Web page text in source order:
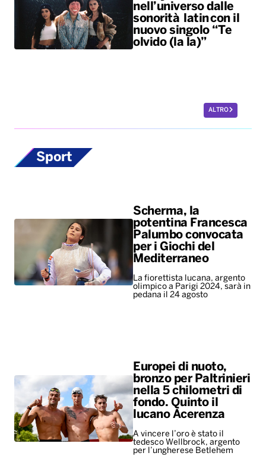
nell’universo dalle
sonorità latin con il
nuovo singolo “Te
olvido (la la)”
ALTRO
Sport
Scherma, la
potentina Francesca
Palumbo convocata
per i Giochi del
Mediterraneo
La fiorettista lucana, argento
olimpico a Parigi 2024, sarà in
pedana il 24 agosto
Europei di nuoto,
bronzo per Paltrinieri
nella 5 chilometri di
fondo. Quinto il
lucano Acerenza
A vincere l’oro è stato il
tedesco Wellbrock, argento
per l’ungherese Betlehem